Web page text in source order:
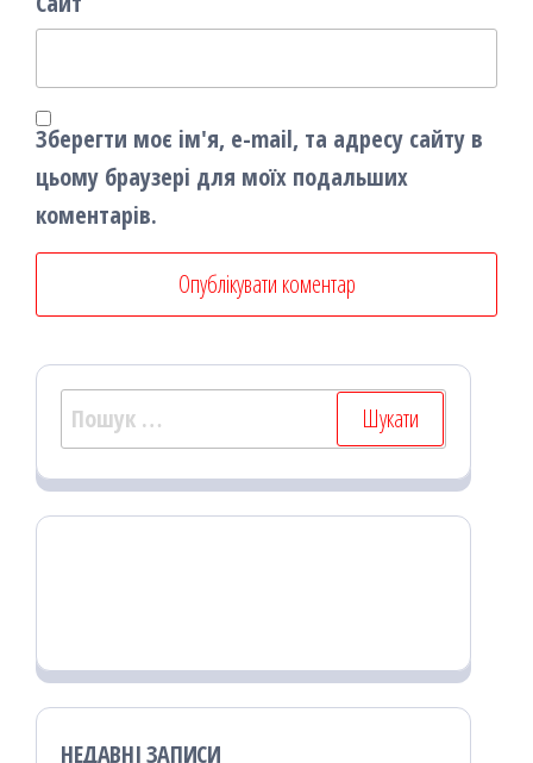
Зберегти моє ім'я, e-mail, та адресу сайту в
цьому браузері для моїх подальших
коментарів.
Пошук:
НЕДАВНІ ЗАПИСИ